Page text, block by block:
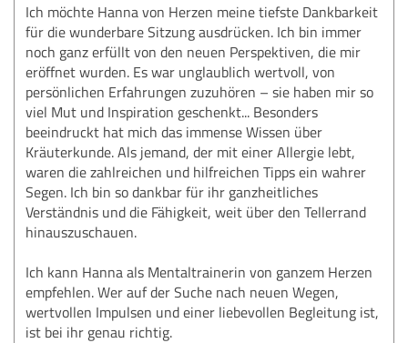
Ich möchte Hanna von Herzen meine tiefste Dankbarkeit
für die wunderbare Sitzung ausdrücken. Ich bin immer
noch ganz erfüllt von den neuen Perspektiven, die mir
eröffnet wurden. Es war unglaublich wertvoll, von
persönlichen Erfahrungen zuzuhören – sie haben mir so
viel Mut und Inspiration geschenkt... Besonders
beeindruckt hat mich das immense Wissen über
Kräuterkunde. Als jemand, der mit einer Allergie lebt,
waren die zahlreichen und hilfreichen Tipps ein wahrer
Segen. Ich bin so dankbar für ihr ganzheitliches
Verständnis und die Fähigkeit, weit über den Tellerrand
hinauszuschauen.
Ich kann Hanna als Mentaltrainerin von ganzem Herzen
empfehlen. Wer auf der Suche nach neuen Wegen,
wertvollen Impulsen und einer liebevollen Begleitung ist,
ist bei ihr genau richtig.